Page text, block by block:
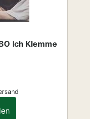
Ich Klemme